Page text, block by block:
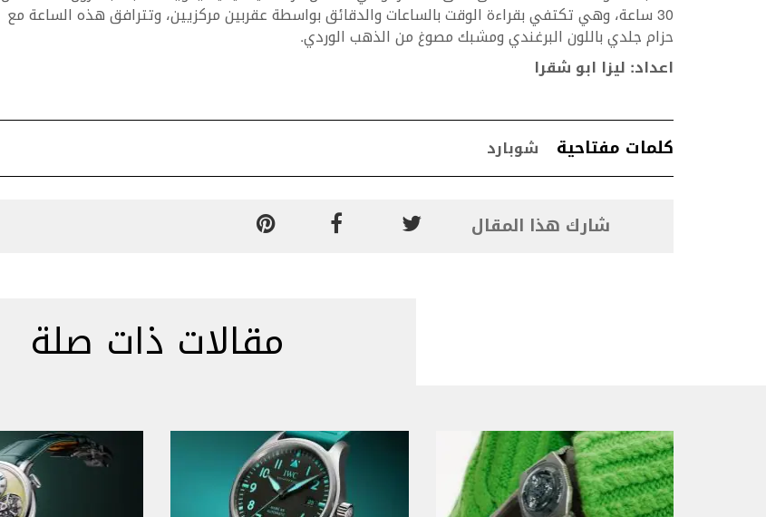
30 ساعة، وهي تكتفي بقراءة الوقت بالساعات والدقائق بواسطة عقربين مركزيين، وتترافق هذه الساعة مع
حزام جلدي باللون البرغندي ومشبك مصوغ من الذهب الوردي.
اعداد: ليزا ابو شقرا
كلمات مفتاحية شوبارد
شارك هذا المقال
مقالات ذات صلة